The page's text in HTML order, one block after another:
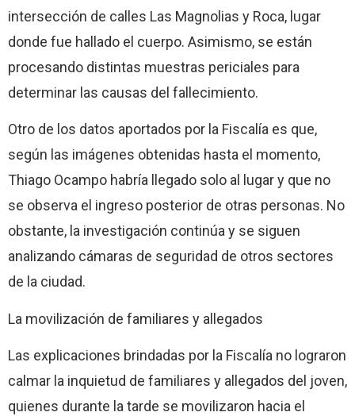
intersección de calles Las Magnolias y Roca, lugar
donde fue hallado el cuerpo. Asimismo, se están
procesando distintas muestras periciales para
determinar las causas del fallecimiento.
Otro de los datos aportados por la Fiscalía es que,
según las imágenes obtenidas hasta el momento,
Thiago Ocampo habría llegado solo al lugar y que no
se observa el ingreso posterior de otras personas. No
obstante, la investigación continúa y se siguen
analizando cámaras de seguridad de otros sectores
de la ciudad.
La movilización de familiares y allegados
Las explicaciones brindadas por la Fiscalía no lograron
calmar la inquietud de familiares y allegados del joven,
quienes durante la tarde se movilizaron hacia el